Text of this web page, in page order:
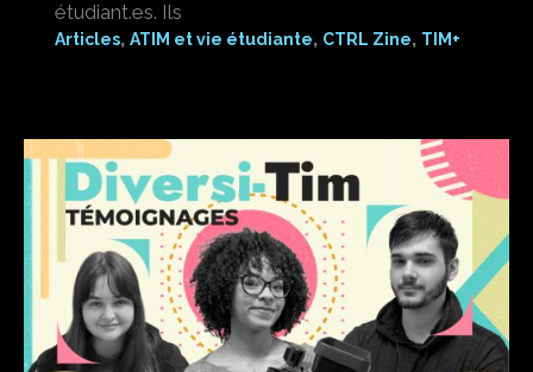
étudiant.es. Ils
Articles, ATIM et vie étudiante, CTRL Zine, TIM+